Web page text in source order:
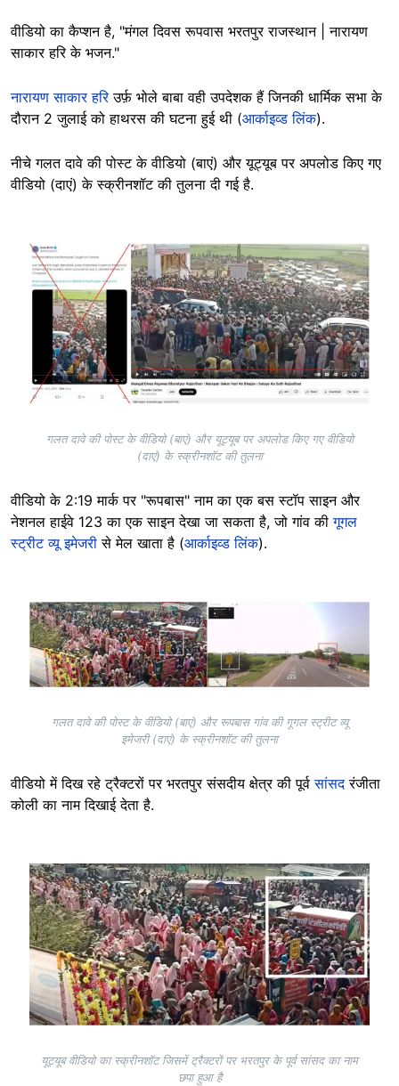
वीडियो का कैप्शन है, "मंगल दिवस रूपवास भरतपुर राजस्थान | नारायण
साकार हरि के भजन."
नारायण साकार हरिउर्फ़ भोले बाबा वही उपदेशक हैं जिनकी धार्मिक सभा के
दौरान 2 जुलाई को हाथरस की घटना हुई थी (आर्काइव्ड लिंक).
नीचे गलत दावे की पोस्ट के वीडियो (बाएं) और यूट्यूब पर अपलोड किए गए
वीडियो (दाएं) के स्क्रीनशॉट की तुलना दी गई है.
Image
गलत दावे की पोस्ट के वीडियो (बाएं) और यूट्यूब पर अपलोड किए गए वीडियो
(दाएं) के स्क्रीनशॉट की तुलना
वीडियो के 2:19 मार्क पर "रूपबास" नाम का एक बस स्टॉप साइन और
नेशनल हाईवे 123 का एक साइन देखा जा सकता है, जो गांव कीगूगल
स्ट्रीट व्यू इमेजरी से मेल खाता है (आर्काइव्ड लिंक).
Image
गलत दावे की पोस्ट के वीडियो (बाएं) और रूपबास गांव की गूगल स्ट्रीट व्यू
इमेजरी (दाएं) के स्क्रीनशॉट की तुलना
वीडियो में दिख रहे ट्रैक्टरों पर भरतपुर संसदीय क्षेत्र की पूर्वसांसदरंजीता
कोली का नाम दिखाई देता है.
Image
यूट्यूब वीडियो का स्क्रीनशॉट जिसमें ट्रैक्टरों पर भरतपुर के पूर्व सांसद का नाम
छपा हुआ है